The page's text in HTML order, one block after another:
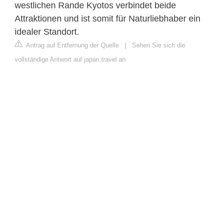
westlichen Rande Kyotos verbindet beide
Attraktionen und ist somit für Naturliebhaber ein
idealer Standort.
Antrag auf Entfernung der Quelle
Sehen Sie sich die
vollständige Antwort auf japan.travel an